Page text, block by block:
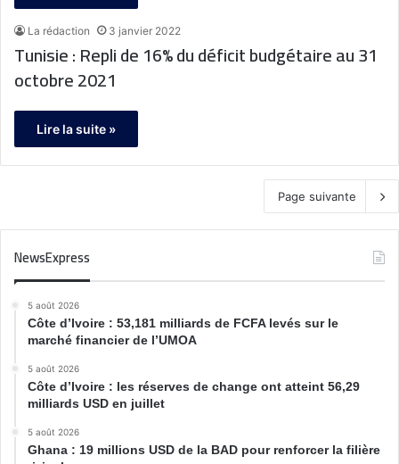
La rédaction 3 janvier 2022
Tunisie : Repli de 16% du déficit budgétaire au 31
octobre 2021
Lire la suite »
Page suivante
NewsExpress
5 août 2026
Côte d’Ivoire : 53,181 milliards de FCFA levés sur le
marché financier de l’UMOA
5 août 2026
Côte d’Ivoire : les réserves de change ont atteint 56,29
milliards USD en juillet
5 août 2026
Ghana : 19 millions USD de la BAD pour renforcer la filière